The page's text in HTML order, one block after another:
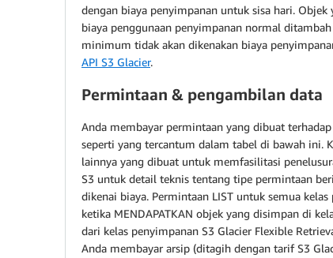
dengan biaya penyimpanan untuk sisa hari.
biaya penggunaan penyimpanan normal
minimum tidak akan dikenakan biaya
API S3 Glacier.
Permintaan & pengambilan data
Anda membayar permintaan yang dibuat
seperti yang tercantum dalam tabel di bawah ini.
lainnya yang dibuat untuk memfasilitasi
S3 untuk detail teknis tentang tipe permintaan
dikenai biaya. Permintaan LIST untuk semua
ketika MENDAPATKAN objek yang disimpan di
dari kelas penyimpanan S3 Glacier Flexible
Anda membayar arsip (ditagih dengan tarif S3